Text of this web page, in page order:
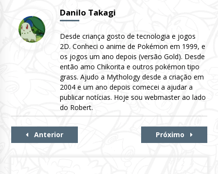
Danilo Takagi
Desde criança gosto de tecnologia e jogos
2D. Conheci o anime de Pokémon em 1999, e
os jogos um ano depois (versão Gold). Desde
então amo Chikorita e outros pokémon tipo
grass. Ajudo a Mythology desde a criação em
2004 e um ano depois comecei a ajudar a
publicar notícias. Hoje sou webmaster ao lado
do Robert.
Continue
Anterior Próximo